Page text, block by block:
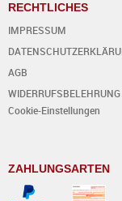
RECHTLICHES
IMPRESSUM
AGB
WIDERRUFSBELEHRUNG
Cookie-Einstellungen
ZAHLUNGSARTEN